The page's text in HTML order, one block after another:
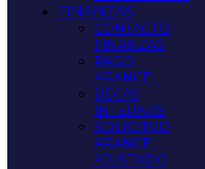
FINANZAS
CONTACTO
FINANZAS
PAGO
ARANCEL
BECAS
INTERNAS
SOLICITUD
ARANCEL
AJUSTADO